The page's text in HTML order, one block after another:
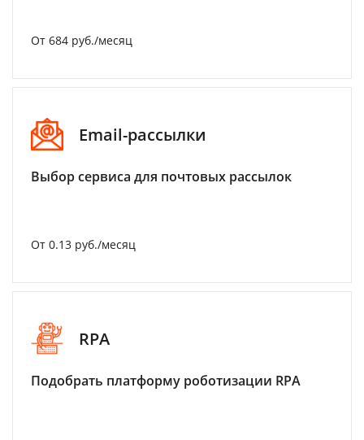
От 684 руб./месяц
Email-рассылки
Выбор сервиса для почтовых рассылок
От 0.13 руб./месяц
RPA
Подобрать платформу роботизации RPA